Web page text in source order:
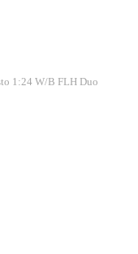
1:24 W/B FLH Duo